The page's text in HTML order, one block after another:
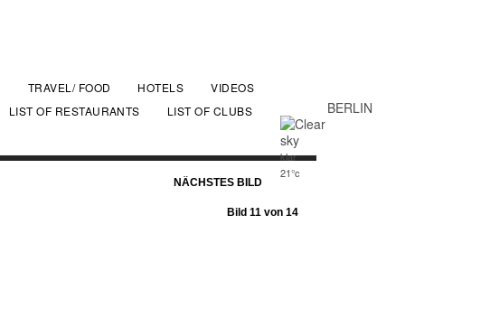
BERLIN
klar
21°c
TRAVEL/ FOOD HOTELS
VIDEOS
LIST OF RESTAURANTS LIST OF CLUBS
NÄCHSTES BILD
Bild 11 von 14